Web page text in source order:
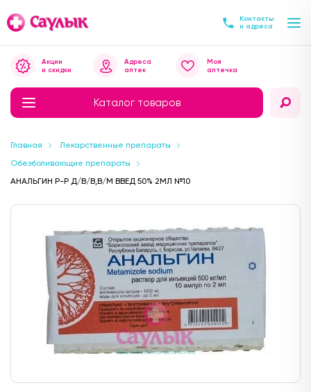
Контакты
и адреса
Каталог товаров
Акции
и скидки
Адреса
аптек
Моя
аптечка
Главная
Лекарственные препараты
Обезболивающие препараты
АНАЛЬГИН Р-Р Д/В/В,В/М ВВЕД 50% 2МЛ №10